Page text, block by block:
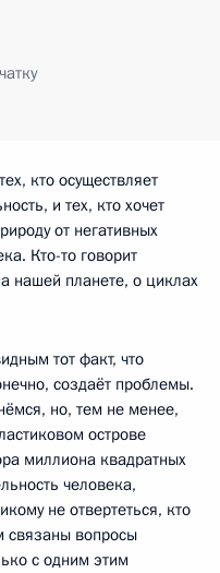
кто осуществляет
и тех, кто хочет
от негативных
Кто-то говорит
нашей планете, о циклах
тот факт, что
создаёт проблемы.
но, тем не менее,
острове
миллиона квадратных
человека,
не отвертеться, кто
связаны вопросы
с одним этим